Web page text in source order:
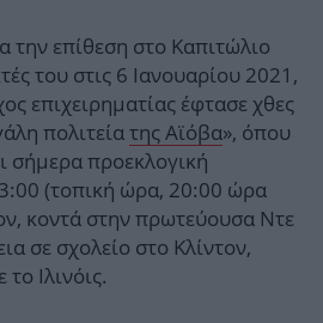
την επίθεση στο Καπιτώλιο
του στις 6 Ιανουαρίου 2021,
επιχειρηματίας έφτασε χθες
πολιτείατης Αϊόβα», όπου
σήμερα προεκλογική
(τοπική ώρα, 20:00 ώρα
κοντά στην πρωτεύουσα Ντε
σε σχολείο στο Κλίντον,
Ιλινόις.